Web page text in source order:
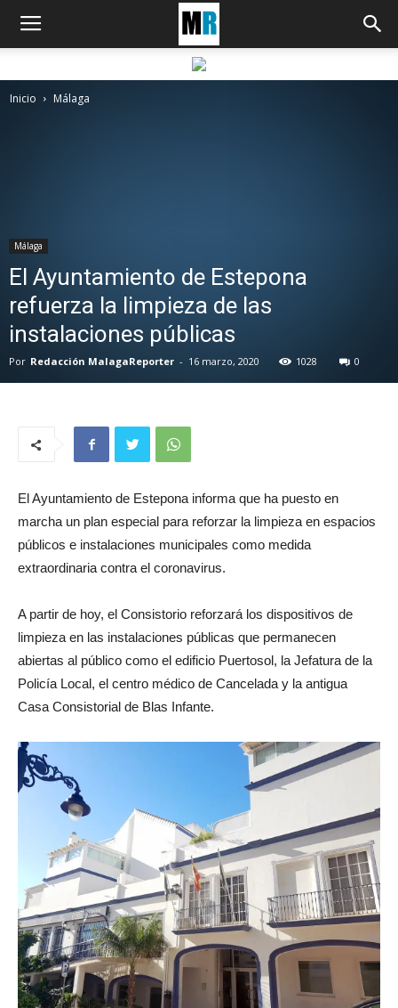
Inicio Málaga
Málaga
El Ayuntamiento de Estepona
refuerza la limpieza de las
instalaciones públicas
Por Redacción MalagaReporter - 16 marzo, 2020 1028 0
El Ayuntamiento de Estepona informa que ha puesto en
marcha un plan especial para reforzar la limpieza en espacios
públicos e instalaciones municipales como medida
extraordinaria contra el coronavirus.
A partir de hoy, el Consistorio reforzará los dispositivos de
limpieza en las instalaciones públicas que permanecen
abiertas al público como el edificio Puertosol, la Jefatura de la
Policía Local, el centro médico de Cancelada y la antigua
Casa Consistorial de Blas Infante.